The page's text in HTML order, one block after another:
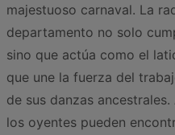
majestuoso carnaval. La
departamento no solo
sino que actúa como el
que une la fuerza del
de sus danzas
los oyentes pueden